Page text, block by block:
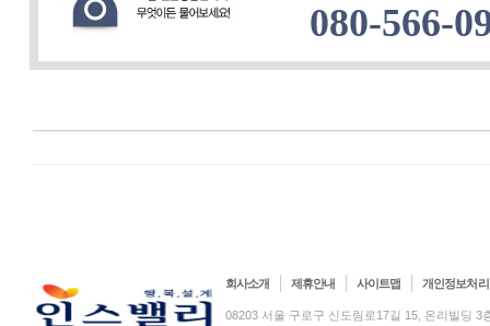
080-566-
회사소개 제휴안내 사이트맵 개인정보처
08203 서울 구로구 신도림로17길 15, 온리빌딩